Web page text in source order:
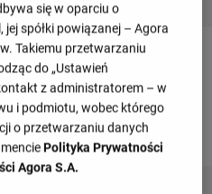
Europa, grupa E
M Pkt
się w oparciu o
spółki powiązanej – Agora
Takiemu przetwarzaniu
do „Ustawień
z administratorem – w
i podmiotu, wobec którego
o przetwarzaniu danych
Polityka Prywatności
Agora S.A.